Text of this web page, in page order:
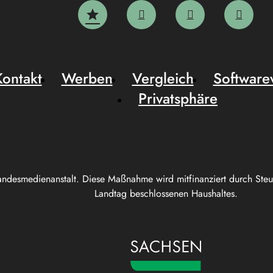
Diese Maßnahme wird mitfinanziert durch
Landtag beschlossenen Haushaltes.
Werben Vergleich
Privatsphäre